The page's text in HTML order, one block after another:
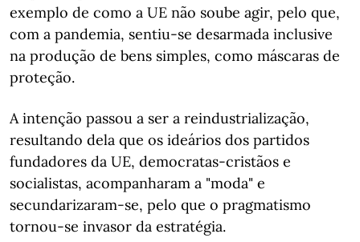
exemplo de como a UE não soube agir, pelo que,
com a pandemia, sentiu-se desarmada inclusive
na produção de bens simples, como máscaras de
proteção.
A intenção passou a ser a reindustrialização,
resultando dela que os ideários dos partidos
fundadores da UE, democratas-cristãos e
socialistas, acompanharam a "moda" e
secundarizaram-se, pelo que o pragmatismo
tornou-se invasor da estratégia.